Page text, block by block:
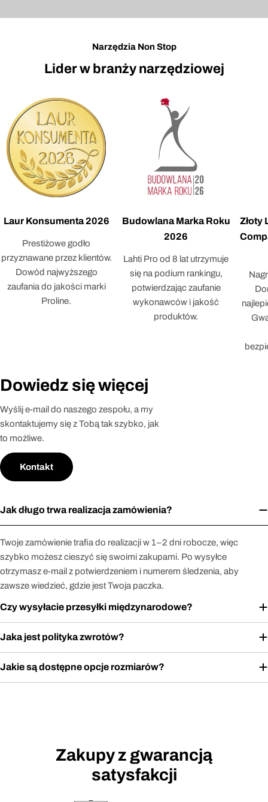
Narzędzia Non Stop
Lider w branży narzędziowej
Laur Konsumenta 2026
Prestiżowe godło
przyznawane przez klientów.
Dowód najwyższego
zaufania do jakości marki
Proline.
Budowlana Marka Roku
2026
Lahti Pro od 8 lat utrzymuje
się na podium rankingu,
potwierdzając zaufanie
wykonawców i jakość
produktów.
Złoty
Dowiedz się więcej
Wyślij e-mail do naszego zespołu, a my
skontaktujemy się z Tobą tak szybko, jak
to możliwe.
Kontakt
Jak długo trwa realizacja zamówienia?
Twoje zamówienie trafia do realizacji w 1–2 dni robocze, więc
szybko możesz cieszyć się swoimi zakupami. Po wysyłce
otrzymasz e-mail z potwierdzeniem i numerem śledzenia, aby
zawsze wiedzieć, gdzie jest Twoja paczka.
Czy wysyłacie przesyłki międzynarodowe?
Jaka jest polityka zwrotów?
Jakie są dostępne opcje rozmiarów?
Zakupy z gwarancją
satysfakcji